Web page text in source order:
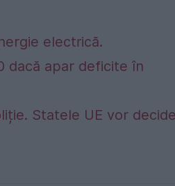
electrică.
dacă apar deficite în
Statele UE vor